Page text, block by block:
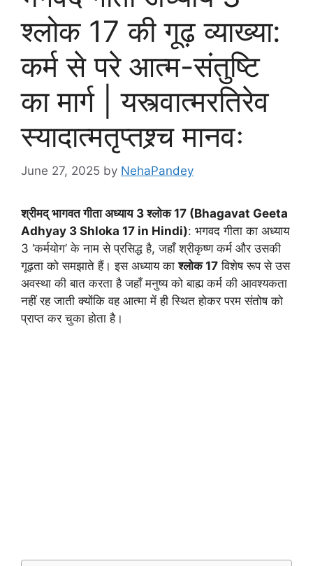
श्लोक 17 की गूढ़ व्याख्या:
कर्म से परे आत्म-संतुष्टि
का मार्ग | यस्त्वात्मरतिरेव
स्यादात्मतृप्तश्र्च मानवः
June 27, 2025 by NehaPandey
श्रीमद् भागवत गीता अध्याय 3 श्लोक 17 (Bhagavat Geeta
Adhyay 3 Shloka 17 in Hindi): भगवद गीता का अध्याय
3 ‘कर्मयोग’ के नाम से प्रसिद्ध है, जहाँ श्रीकृष्ण कर्म और उसकी
गूढ़ता को समझाते हैं। इस अध्याय काश्लोक 17 विशेष रूप से उस
अवस्था की बात करता है जहाँ मनुष्य को बाह्य कर्म की आवश्यकता
नहीं रह जाती क्योंकि वह आत्मा में ही स्थित होकर परम संतोष को
प्राप्त कर चुका होता है।